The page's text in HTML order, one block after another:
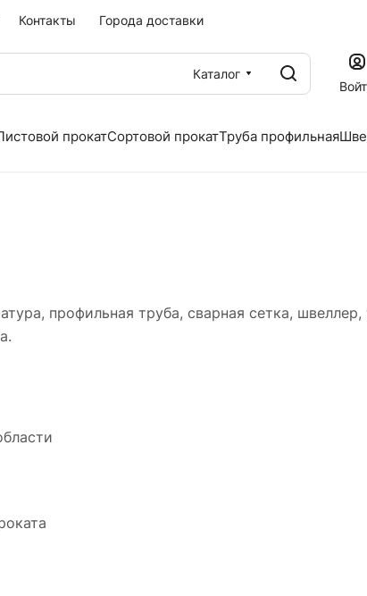
Контакты Города доставки
Каталог
прокатСортовой прокатТруба профильная
профильная труба, сварная сетка,